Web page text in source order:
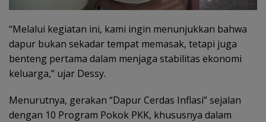
“Melalui kegiatan ini, kami ingin menunjukkan bahwa
dapur bukan sekadar tempat memasak, tetapi juga
benteng pertama dalam menjaga stabilitas ekonomi
keluarga,” ujar Dessy.
Menurutnya, gerakan “Dapur Cerdas Inflasi” sejalan
dengan 10 Program Pokok PKK, khususnya dalam